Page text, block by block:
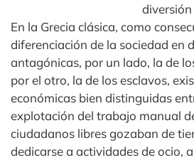
En la Grecia clásica, como
diferenciación de la sociedad en
antagónicas, por un lado, la de
por el otro, la de los esclavos,
económicas bien distinguidas
explotación del trabajo manual
ciudadanos libres gozaban de
dedicarse a actividades de ocio,